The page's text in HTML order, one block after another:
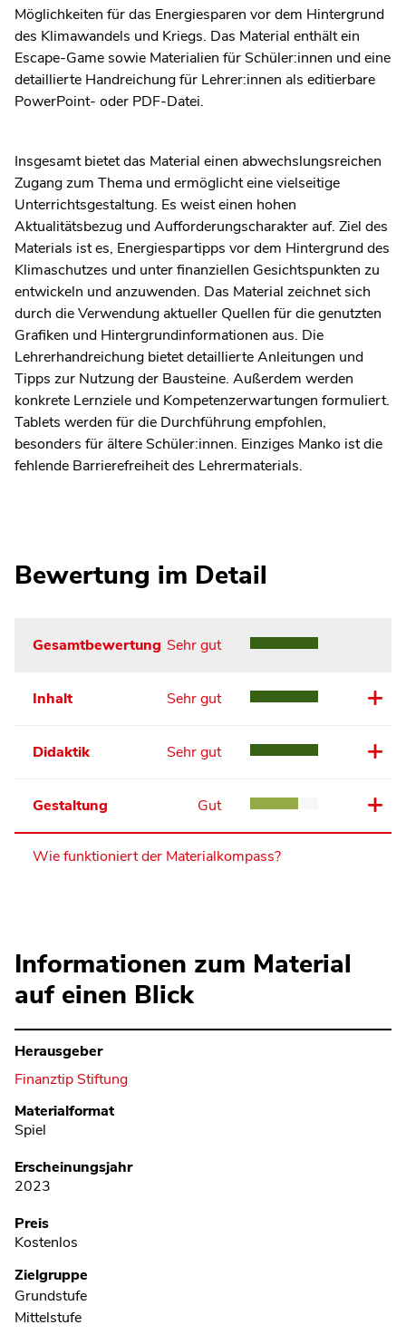
Möglichkeiten für das Energiesparen vor dem Hintergrund
des Klimawandels und Kriegs. Das Material enthält ein
Escape-Game sowie Materialien für Schüler:innen und eine
detaillierte Handreichung für Lehrer:innen als editierbare
PowerPoint- oder PDF-Datei.
Insgesamt bietet das Material einen abwechslungsreichen
Zugang zum Thema und ermöglicht eine vielseitige
Unterrichtsgestaltung. Es weist einen hohen
Aktualitätsbezug und Aufforderungscharakter auf. Ziel des
Materials ist es, Energiespartipps vor dem Hintergrund des
Klimaschutzes und unter finanziellen Gesichtspunkten zu
entwickeln und anzuwenden. Das Material zeichnet sich
durch die Verwendung aktueller Quellen für die genutzten
Grafiken und Hintergrundinformationen aus. Die
Lehrerhandreichung bietet detaillierte Anleitungen und
Tipps zur Nutzung der Bausteine. Außerdem werden
konkrete Lernziele und Kompetenzerwartungen formuliert.
Tablets werden für die Durchführung empfohlen,
besonders für ältere Schüler:innen. Einziges Manko ist die
fehlende Barrierefreiheit des Lehrermaterials.
Bewertung im Detail
Gesamtbewertung Sehr gut
Inhalt Sehr gut
Didaktik Sehr gut
Gestaltung Gut
Wie funktioniert der Materialkompass?
Informationen zum Material
auf einen Blick
Herausgeber
Finanztip Stiftung
Metadaten
Materialformat
Spiel
Erscheinungsjahr
2023
Preis
Kostenlos
Zielgruppe
Grundstufe
Mittelstufe